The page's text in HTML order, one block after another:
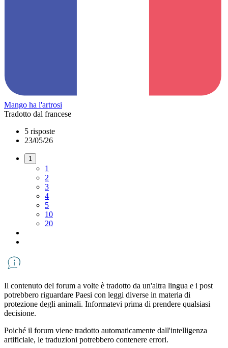
Mango ha l'artrosi
Tradotto dal francese
5 risposte
23/05/26
1
1
2
3
4
5
10
20
Il contenuto del forum a volte è tradotto da un'altra lingua e i post
potrebbero riguardare Paesi con leggi diverse in materia di
protezione degli animali. Informatevi prima di prendere qualsiasi
decisione.
Poiché il forum viene tradotto automaticamente dall'intelligenza
artificiale, le traduzioni potrebbero contenere errori.